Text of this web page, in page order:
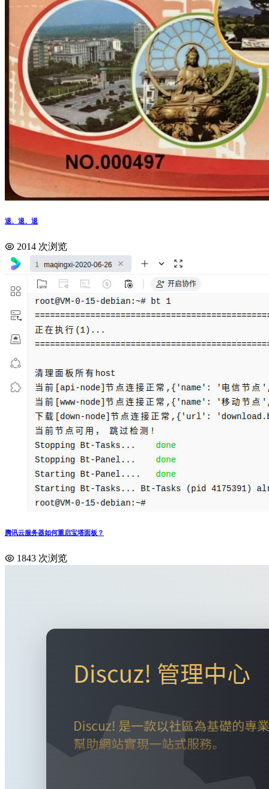
退、退、退
2014 次浏览
腾讯云服务器如何重启宝塔面板？
1843 次浏览